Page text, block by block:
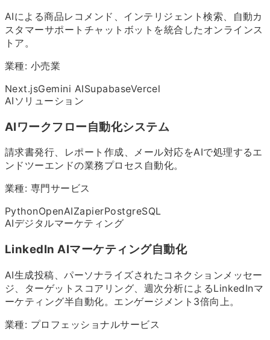
AIによる商品レコメンド、インテリジェント検索、自動カ
スタマーサポートチャットボットを統合したオンラインス
トア。
業種: 小売業
Next.jsGemini AISupabaseVercel
AIソリューション
AIワークフロー自動化システム
請求書発行、レポート作成、メール対応をAIで処理するエ
ンドツーエンドの業務プロセス自動化。
業種: 専門サービス
PythonOpenAIZapierPostgreSQL
AIデジタルマーケティング
LinkedIn AIマーケティング自動化
AI生成投稿、パーソナライズされたコネクションメッセー
ジ、ターゲットスコアリング、週次分析によるLinkedInマ
ーケティング半自動化。エンゲージメント3倍向上。
業種: プロフェッショナルサービス